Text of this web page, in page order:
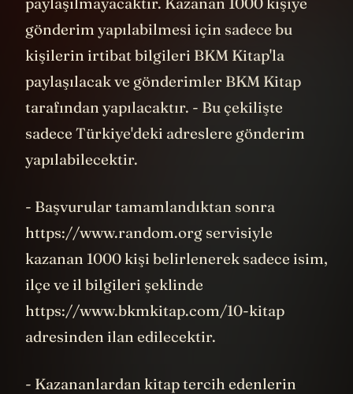
gönderim yapılabilmesi için sadece bu
kişilerin irtibat bilgileri BKM Kitap'la
paylaşılacak ve gönderimler BKM Kitap
tarafından yapılacaktır. - Bu çekilişte
sadece Türkiye'deki adreslere gönderim
yapılabilecektir.
- Başvurular tamamlandıktan sonra
https://www.random.org servisiyle
kazanan 1000 kişi belirlenerek sadece isim,
ilçe ve il bilgileri şeklinde
https://www.bkmkitap.com/10-kitap
adresinden ilan edilecektir.
- Kazananlardan kitap tercih edenlerin